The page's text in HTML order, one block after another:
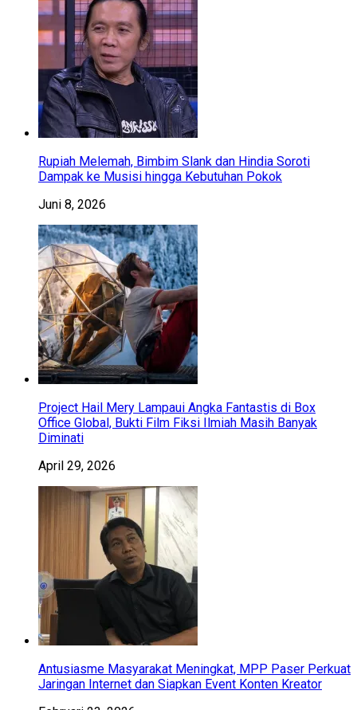
Rupiah Melemah, Bimbim Slank dan Hindia Soroti
Dampak ke Musisi hingga Kebutuhan Pokok
Juni 8, 2026
Project Hail Mery Lampaui Angka Fantastis di Box
Office Global, Bukti Film Fiksi Ilmiah Masih Banyak
Diminati
April 29, 2026
Antusiasme Masyarakat Meningkat, MPP Paser Perkuat
Jaringan Internet dan Siapkan Event Konten Kreator